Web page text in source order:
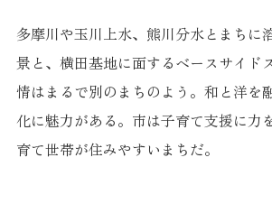
多摩川や玉川上水、熊川分水とまちに
景と、横田基地に面するベースサイド
情はまるで別のまちのよう。和と洋を
化に魅力がある。市は子育て支援に力
育て世帯が住みやすいまちだ。